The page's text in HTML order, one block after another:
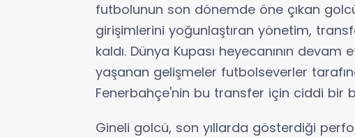
futbolunun son dönemde öne çıkan
girişimlerini yoğunlaştıran yönetim,
kaldı. Dünya Kupası heyecanının
yaşanan gelişmeler futbolseverler
Fenerbahçe'nin bu transfer için ciddi bir
Gineli golcü, son yıllarda gösterdiği